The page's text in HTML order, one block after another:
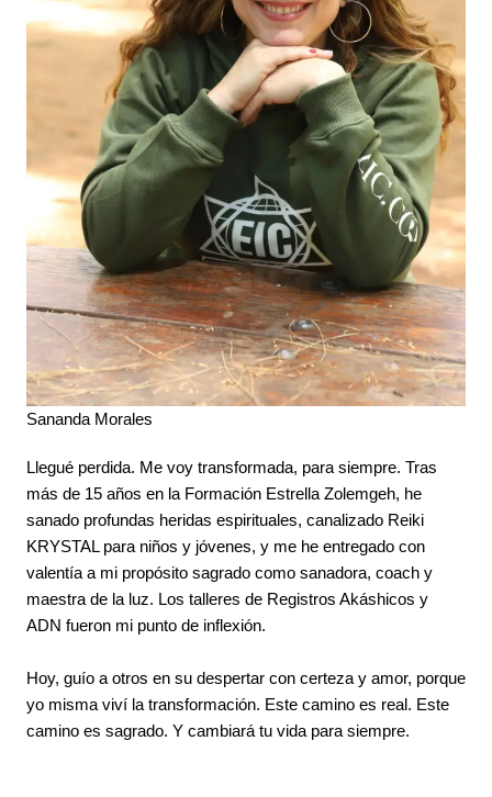
Sananda Morales
Llegué perdida. Me voy transformada, para siempre. Tras
más de 15 años en la Formación Estrella Zolemgeh, he
sanado profundas heridas espirituales, canalizado Reiki
KRYSTAL para niños y jóvenes, y me he entregado con
valentía a mi propósito sagrado como sanadora, coach y
maestra de la luz. Los talleres de Registros Akáshicos y
ADN fueron mi punto de inflexión.
Hoy, guío a otros en su despertar con certeza y amor, porque
yo misma viví la transformación. Este camino es real. Este
camino es sagrado. Y cambiará tu vida para siempre.